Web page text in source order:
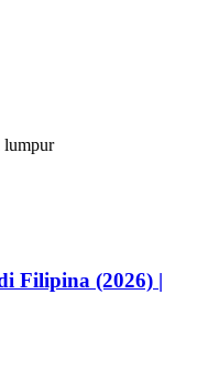
lumpur
Filipina (2026) |